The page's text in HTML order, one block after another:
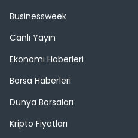
Businessweek
Canlı Yayın
Ekonomi Haberleri
Borsa Haberleri
Dünya Borsaları
Kripto Fiyatları